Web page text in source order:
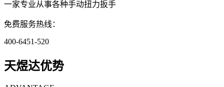
一家专业从事各种手动扭力扳手
免费服务热线：
400-6451-520
天煜达优势